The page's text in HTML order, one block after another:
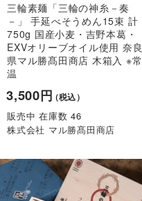
三輪素麺「三輪の神糸－奏
－」 手延べそうめん15束 計
750g 国産小麦・吉野本葛・
EXVオリーブオイル使用 奈良
県マル勝髙田商店 木箱入 ※常
温
3,500円（税込）
販売中 在庫数 46
株式会社 マル勝髙田商店